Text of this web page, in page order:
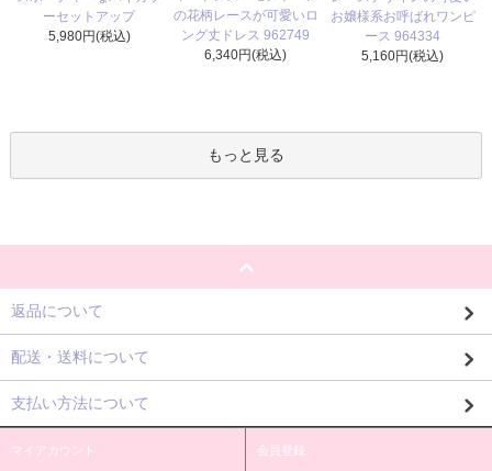
ーセットアップ
5,980円(税込)
の花柄レースが可愛いロ
ング丈ドレス 962749
6,340円(税込)
お嬢様系お呼ばれワンピ
ース 964334
5,160円(税込)
もっと見る
返品について
配送・送料について
支払い方法について
マイアカウント 会員登録